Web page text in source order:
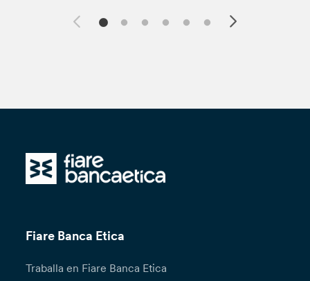
Fiare Banca Etica
Traballa en Fiare Banca Etica